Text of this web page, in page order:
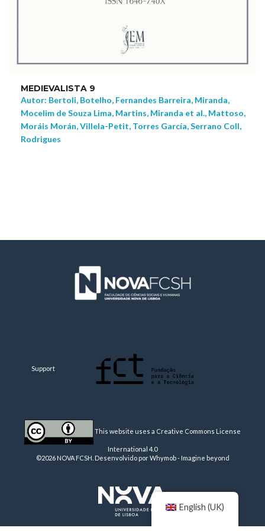
MEDIEVALISTA 9
Autor: Bertoli, Botelho, Fernandes Barreira, Miranda,
Mocelim de Souza Lima, Martins, Miranda et al., Mattoso,
Moráis Morán, Villela-Petit, Torres García, Serrano Coll,
Rodrigues
Support
This website uses a Creative Commons License
International 4.0
©2026 NOVA FCSH. Desenvolvido porWhymob - Imagine beyond
English (UK)